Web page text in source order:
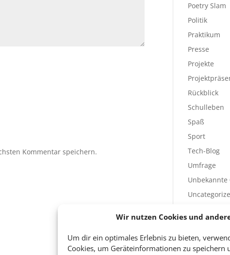
Wir nutzen Cookies und
Um dir ein optimales Erlebnis zu bieten,
Cookies, um Geräteinformationen zu speichern
Kommentar speichern.
Poetry Slam
Politik
Praktikum
Presse
Projekte
Rückblick
Schulleben
Spaß
Sport
Tech-Blog
Umfrage
Unbekannte
Vorträge